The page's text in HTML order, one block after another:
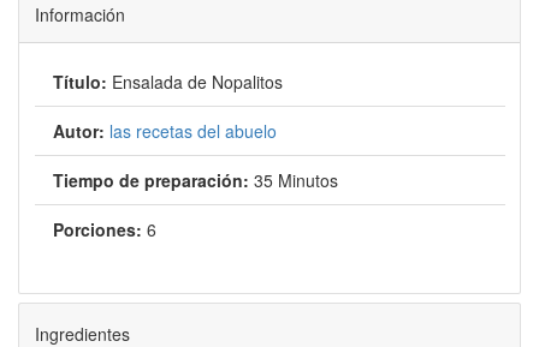
Información
Título: Ensalada de Nopalitos
Autor: las recetas del abuelo
Tiempo de preparación: 35 Minutos
Porciones: 6
Ingredientes